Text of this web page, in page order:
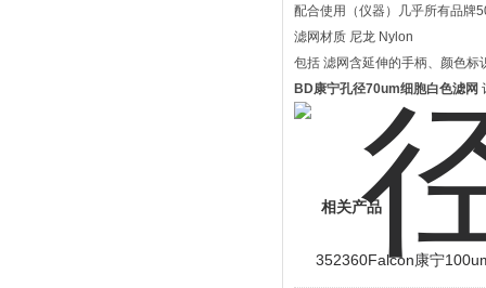
配合使用（仪器）几乎所有品牌
滤网材质 尼龙 Nylon
包括 滤网含延伸的手柄、颜色标
BD康宁孔径70um细胞白色滤网
相关产品
352360Falcon康宁